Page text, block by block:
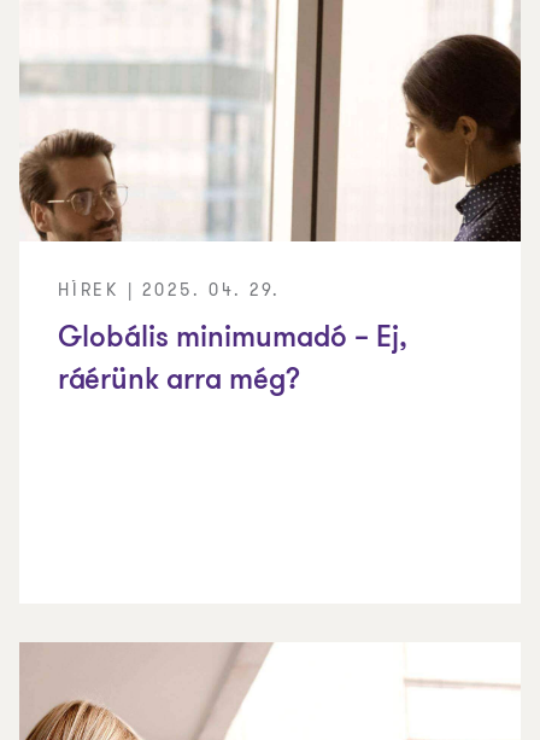
HÍREK | 2025. 04. 29.
Globális minimumadó – Ej,
ráérünk arra még?